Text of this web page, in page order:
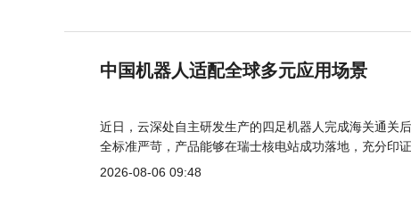
中国机器人适配全球多元应用场景
近日，云深处自主研发生产的四足机器人完成海关通关
全标准严苛，产品能够在瑞士核电站成功落地，充分印
2026-08-06 09:48